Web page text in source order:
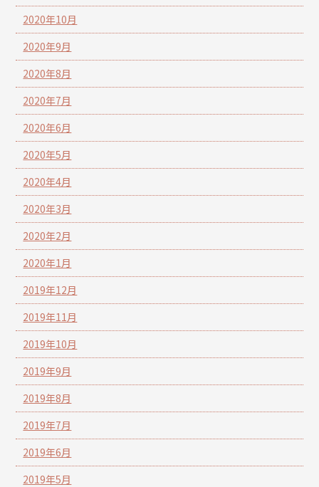
2020年10月
2020年9月
2020年8月
2020年7月
2020年6月
2020年5月
2020年4月
2020年3月
2020年2月
2020年1月
2019年12月
2019年11月
2019年10月
2019年9月
2019年8月
2019年7月
2019年6月
2019年5月